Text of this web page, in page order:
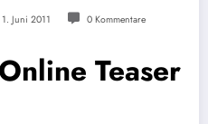
1. Juni 2011 0 Kommentare
Teaser